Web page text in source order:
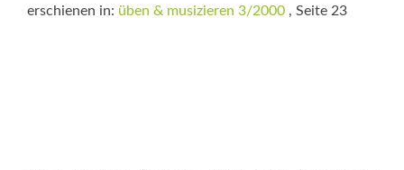
erschienen in: üben & musizieren 3/2000 , Seite 23